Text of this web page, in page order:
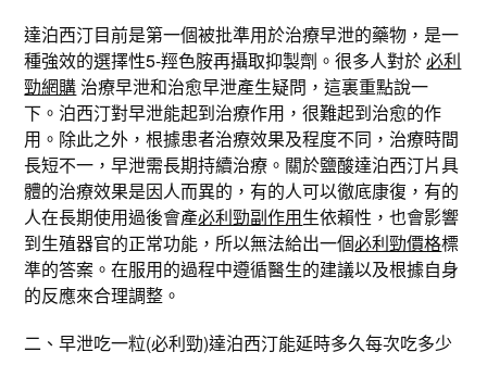
達泊西汀目前是第一個被批準用於治療早泄的藥物，是一
種強效的選擇性5-羥色胺再攝取抑製劑。很多人對於必利
勁網購 治療早泄和治愈早泄產生疑問，這裏重點說一
下。泊西汀對早泄能起到治療作用，很難起到治愈的作
用。除此之外，根據患者治療效果及程度不同，治療時間
長短不一，早泄需長期持續治療。關於鹽酸達泊西汀片具
體的治療效果是因人而異的，有的人可以徹底康復，有的
人在長期使用過後會產必利勁副作用生依賴性，也會影響
到生殖器官的正常功能，所以無法給出一個必利勁價格標
準的答案。在服用的過程中遵循醫生的建議以及根據自身
的反應來合理調整。
二、早泄吃一粒(必利勁)達泊西汀能延時多久每次吃多少